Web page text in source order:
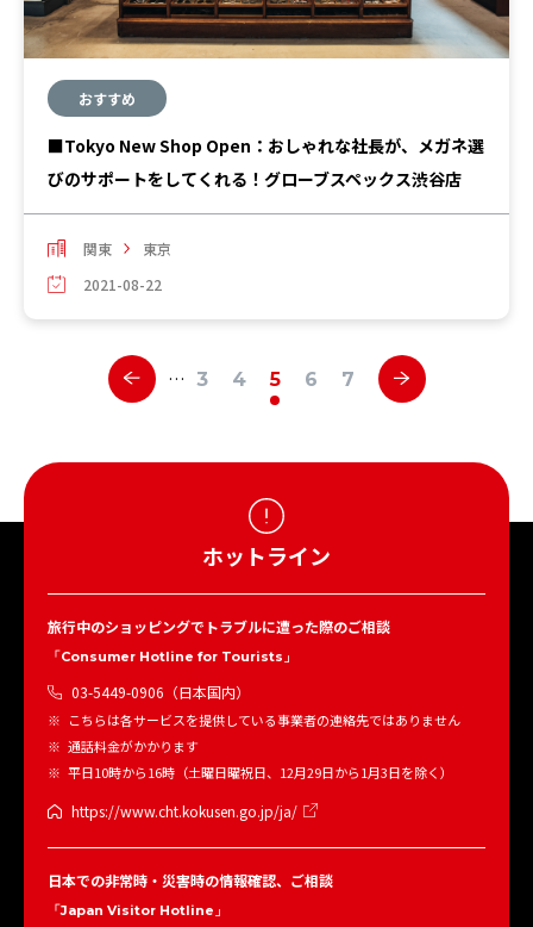
おすすめ
■Tokyo New Shop Open：おしゃれな社長が、メガネ選
びのサポートをしてくれる！グローブスペックス渋谷店
関東
東京
2021-08-22
… 3 4 5 6 7
ホットライン
旅行中のショッピングでトラブルに遭った際のご相談
「Consumer Hotline for Tourists」
03-5449-0906（日本国内）
こちらは各サービスを提供している事業者の連絡先ではありません
通話料金がかかります
平日10時から16時（土曜日曜祝日、12月29日から1月3日を除く）
https://www.cht.kokusen.go.jp/ja/
日本での非常時・災害時の情報確認、ご相談
「Japan Visitor Hotline」